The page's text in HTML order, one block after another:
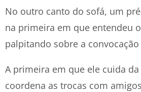
No outro canto do sofá, um
na primeira em que entendeu
palpitando sobre a
A primeira em que ele cuida
coordena as trocas com